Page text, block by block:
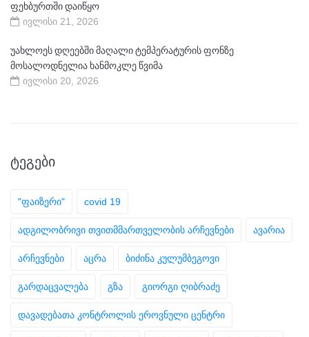
ფეხბურთში დაიწყო
ივლისი 21, 2026
უახლოეს დღეებში მაღალი ტემპერატურის ფონზე
მოსალოდნელია ხანმოკლე წვიმა
ივლისი 20, 2026
ᲢᲔᲒᲔᲑᲘ
"ფაიზერი" covid 19
ადგილობრივი თვითმმართველობის არჩევნები ავარია
არჩევნები აცრა ბიძინა კულუმბეგოვი
გარდაცვალება გზა გიორგი ღიბრაძე
დავადებათა კონტროლის ეროვნული ცენტრი